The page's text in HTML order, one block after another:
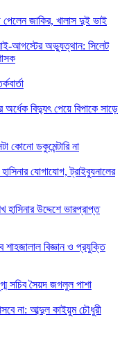
পেলেন জাকির, খালাস দুই ভাই
আগস্টের অভ্যুত্থান: সিলেট
অর্ধেক বিদ্যুৎ পেয়ে বিপাকে সাড়ে
কোনো ডকুমেন্টারি না
যোগাযোগ, ট্রাইব্যুনালের
উদ্দেশে ভারপ্রাপ্ত
শাহজালাল বিজ্ঞান ও প্রযুক্তি
সচিব সৈয়দ জগলুল পাশা
না: আব্দুল কাইয়ুম চৌধুরী